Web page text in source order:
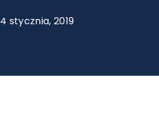
stycznia, 2019